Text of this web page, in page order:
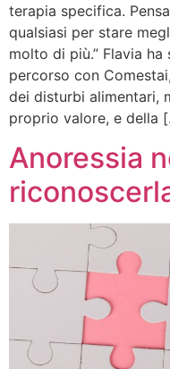
terapia specifica.
qualsiasi per stare
molto di più.” Flavia
percorso con
dei disturbi alimentari,
proprio valore, e della
Anoressia